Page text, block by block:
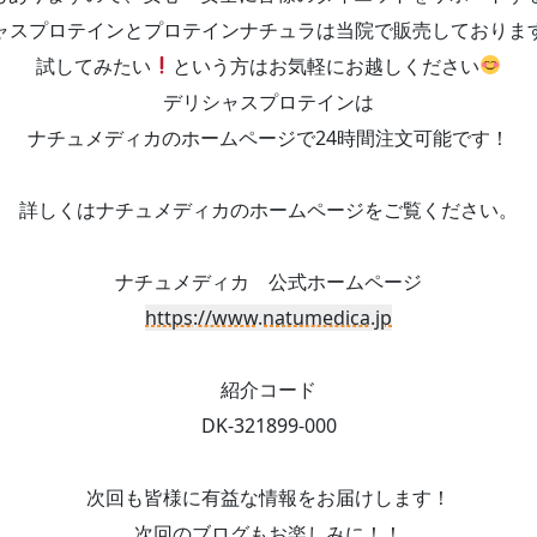
スプロテインとプロテインナチュラは当院で販売しておりま
試してみたい
という方はお気軽にお越しください
デリシャスプロテインは
ナチュメディカのホームページで24時間注文可能です！
詳しくはナチュメディカのホームページをご覧ください。
ナチュメディカ 公式ホームページ
https://www.natumedica.jp
紹介コード
DK-321899-000
次回も皆様に有益な情報をお届けします！